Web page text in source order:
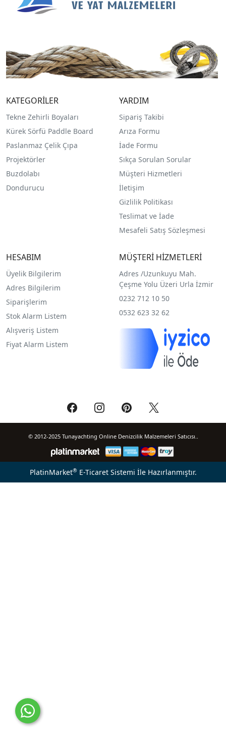
KATEGORİLER
Tekne Zehirli Boyaları
Kürek Sörfü Paddle Board
Paslanmaz Çelik Çıpa
Projektörler
Buzdolabı
Dondurucu
YARDIM
Sipariş Takibi
Arıza Formu
İade Formu
Sıkça Sorulan Sorular
Müşteri Hizmetleri
İletişim
Gizlilik Politikası
Teslimat ve İade
Mesafeli Satış Sözleşmesi
HESABIM
Üyelik Bilgilerim
Adres Bilgilerim
Siparişlerim
Stok Alarm Listem
Alışveriş Listem
Fiyat Alarm Listem
MÜŞTERİ HİZMETLERİ
Adres /Uzunkuyu Mah.
Çeşme Yolu Üzeri Urla İzmir
0232 712 10 50
0532 623 32 62
© 2012-2025 Tunayachting Online Denizcilik Malzemeleri Satıcısı..
PlatinMarket®E-Ticaret Sistemi İle Hazırlanmıştır.